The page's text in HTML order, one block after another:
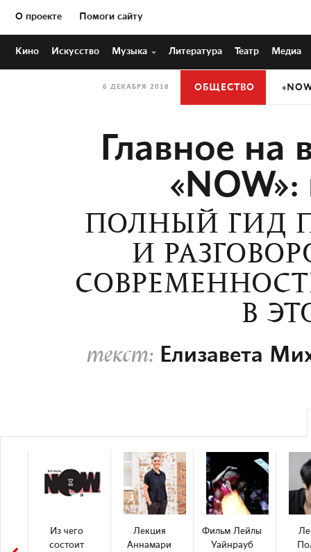
О проекте Помоги сайту
Кино Искусство Музыка Литература Театр Медиа
6 ДЕКАБРЯ 2018 ОБЩЕСТВО
Главное на
ПОЛНЫЙ ГИД
И
В
текст: Елизавета
Из чего
состоит
Лекция
Аннамари
Фильм Лейлы
Уайнрауб